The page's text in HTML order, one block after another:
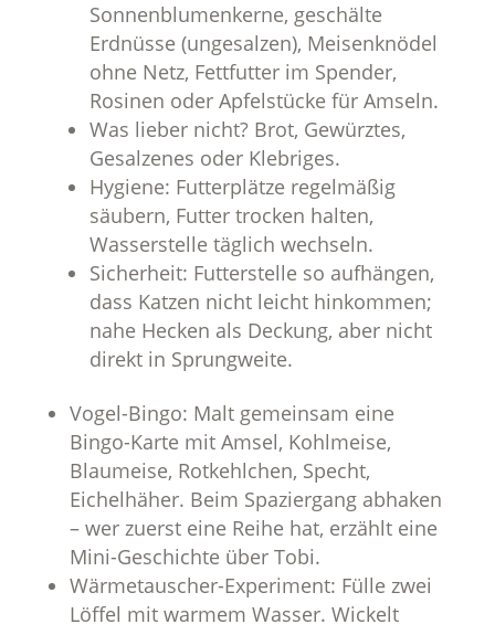
Sonnenblumenkerne, geschälte
Erdnüsse (ungesalzen), Meisenknödel
ohne Netz, Fettfutter im Spender,
Rosinen oder Apfelstücke für Amseln.
Was lieber nicht? Brot, Gewürztes,
Gesalzenes oder Klebriges.
Hygiene: Futterplätze regelmäßig
säubern, Futter trocken halten,
Wasserstelle täglich wechseln.
Sicherheit: Futterstelle so aufhängen,
dass Katzen nicht leicht hinkommen;
nahe Hecken als Deckung, aber nicht
direkt in Sprungweite.
Vogel-Bingo: Malt gemeinsam eine
Bingo-Karte mit Amsel, Kohlmeise,
Blaumeise, Rotkehlchen, Specht,
Eichelhäher. Beim Spaziergang abhaken
– wer zuerst eine Reihe hat, erzählt eine
Mini-Geschichte über Tobi.
Wärmetauscher-Experiment: Fülle zwei
Löffel mit warmem Wasser. Wickelt